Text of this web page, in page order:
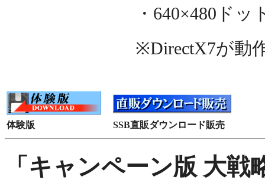
・640×480ド
※DirectX7が動
体験版 SSB直販ダウンロード販売
「キャンペーン版 大